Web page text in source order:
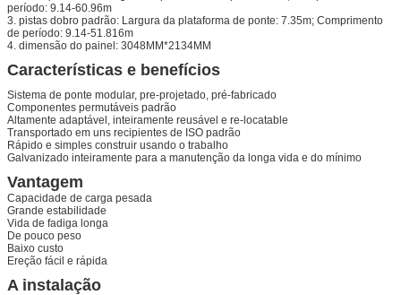
período: 9.14-60.96m
3. pistas dobro padrão: Largura da plataforma de ponte: 7.35m; Comprimento
de período: 9.14-51.816m
4. dimensão do painel: 3048MM*2134MM
Características e benefícios
Sistema de ponte modular, pre-projetado, pré-fabricado
Componentes permutáveis padrão
Altamente adaptável, inteiramente reusável e re-locatable
Transportado em uns recipientes de ISO padrão
Rápido e simples construir usando o trabalho
Galvanizado inteiramente para a manutenção da longa vida e do mínimo
Vantagem
Capacidade de carga pesada
Grande estabilidade
Vida de fadiga longa
De pouco peso
Baixo custo
Ereção fácil e rápida
A instalação